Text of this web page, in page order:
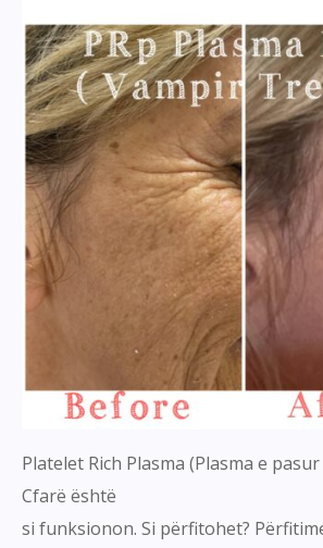
Platelet Rich Plasma (Plasma e
Cfarë është
si funksionon. Si përfitohet?